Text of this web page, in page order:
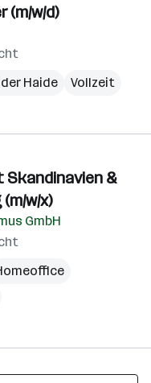
(m/w/d)
Haide Vollzeit
&
w/x)
GmbH